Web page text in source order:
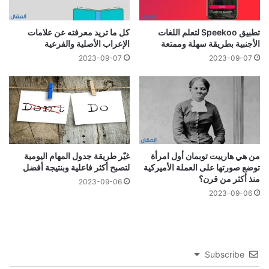
تطبيق Speekoo لتعلم اللغات
الأجنبية بطريقة سهلة وممتعة
2023-09-07
كل ما تريد معرفته عن علامات
الإعراب الأصلية والفرعية
2023-09-07
من هي هارييت توبمان أول امرأة
توضع صورتها على العملة الأميركية
منذ أكثر من قرن؟
2023-09-06
غيّر طريقة جدول المهام اليومية
لتصبح أكثر فاعلية وبنتيجة أفضل
2023-09-06
Subscribe